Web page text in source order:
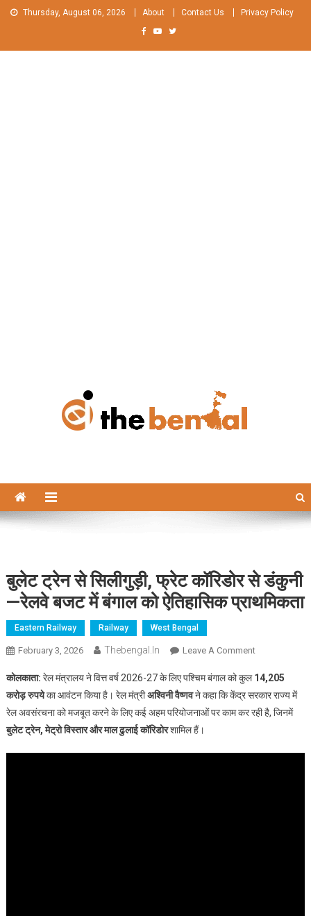
Skip Thursday, August 06, 2026 About Contact Us Privacy Policy
बुलेट ट्रेन से सिलीगुड़ी, फ्रेट कॉरिडोर से डंकुनी
—रेलवे बजट में बंगाल को ऐतिहासिक प्राथमिकता
Eastern Railway Railway West Bengal
February 3, 2026 Thebengal.in Leave A CommentOn
ट्रेन
से
सिलीगुड़ी,
कोलकाता: रेल मंत्रालय ने वित्त वर्ष 2026-27 के लिए पश्चिम बंगाल को कुल14,205
करोड़ रुपयेका आवंटन किया है। रेल मंत्रीअश्विनी वैष्णवने कहा कि केंद्र सरकार राज्य में
रेल अवसंरचना को मजबूत करने के लिए कई अहम परियोजनाओं पर काम कर रही है, जिनमें
बुलेट ट्रेन, मेट्रो विस्तार और माल ढुलाई कॉरिडोरशामिल हैं।